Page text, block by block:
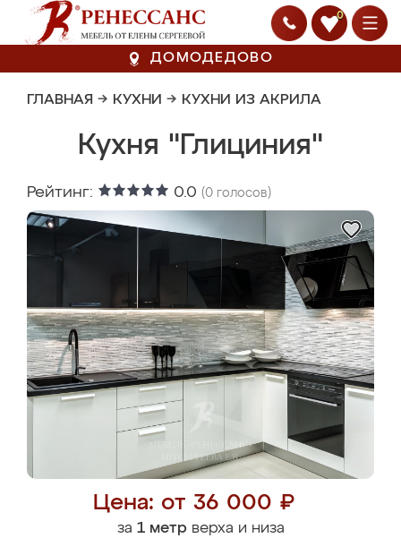
0
ДОМОДЕДОВО
ГЛАВНАЯ → КУХНИ → КУХНИ ИЗ АКРИЛА
Кухня "Глициния"
Рейтинг: 0.0 (0 голосов)
Цена: от 36 000 ₽
за 1 метрверха и низа